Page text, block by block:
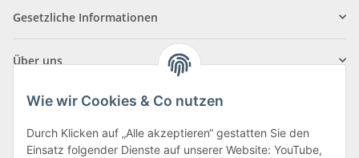
Gesetzliche Informationen
Über uns
Wie wir Cookies & Co nutzen
Durch Klicken auf „Alle akzeptieren“ gestatten Sie den
Einsatz folgender Dienste auf unserer Website: YouTube,